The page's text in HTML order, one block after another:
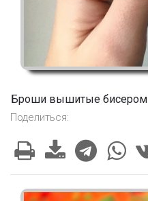
Броши вышитые бисером
Поделиться: